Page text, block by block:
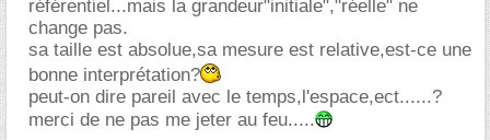
référentiel...mais la grandeur"initiale","réelle" ne
change pas.
sa taille est absolue,sa mesure est relative,est-ce une
bonne interprétation?
peut-on dire pareil avec le temps,l'espace,ect......?
merci de ne pas me jeter au feu.....